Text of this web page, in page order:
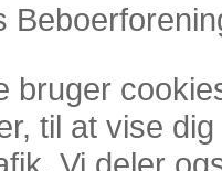
bruger
til at vise